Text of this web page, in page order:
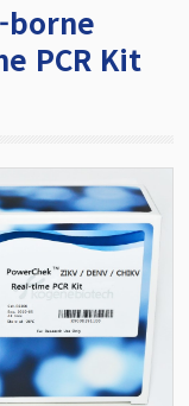
borne
PCR Kit